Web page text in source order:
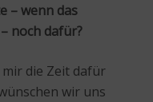
– wenn das
noch dafür?
mir die Zeit dafür
wir uns